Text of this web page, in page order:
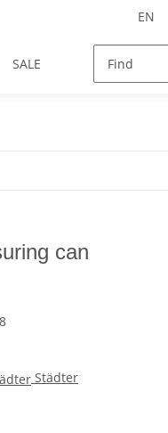
EN
SALE Hersteller
can
Städter